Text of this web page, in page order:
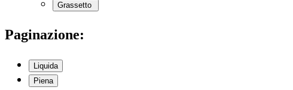
Grassetto
Paginazione:
Liquida
Piena